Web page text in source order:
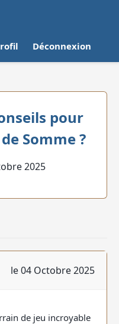
Déconnexion
pour
Somme ?
2025
le 04 Octobre 2025
de jeu incroyable